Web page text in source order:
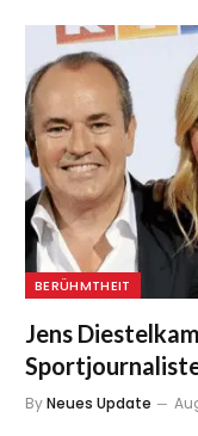
BERÜHMTHEIT
Jens
ByNeues Update